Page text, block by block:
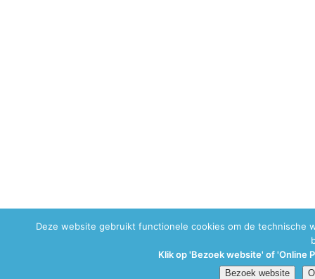
Deze website gebruikt functionele cookies om de technische
Klik op 'Bezoek website' of 'Online
Bezoek website